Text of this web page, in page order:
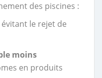
des piscines :
évitant le rejet de
moins
en produits